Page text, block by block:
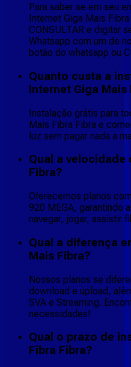
Para saber se em seu
Internet Giga Mais
CONSULTAR e digitar
Whatsapp com um de
botão do whatsapp ou
Quanto custa a
Internet Giga Mais
Instalação grátis para
Mais Fibra Fibra e
luz sem pagar nada a
Qual a velocidade
Fibra?
Oferecemos planos
920 MEGA, garantindo
navegar, jogar, assistir
Qual a diferença
Mais Fibra?
Nossos planos se
download e upload,
SVA e Streaming.
necessidades!
Qual o prazo de
Fibra Fibra?